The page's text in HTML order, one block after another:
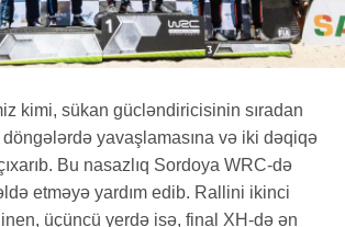
kimi, sükan gücləndiricisinin sıradan
döngələrdə yavaşlamasına və iki dəqiqə
Bu nasazlıq Sordoya WRC-də
etməyə yardım edib. Rallini ikinci
üçüncü yerdə isə, final XH-də ən